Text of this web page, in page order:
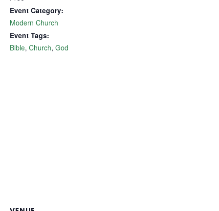
Event Category:
Modern Church
Event Tags:
Bible, Church, God